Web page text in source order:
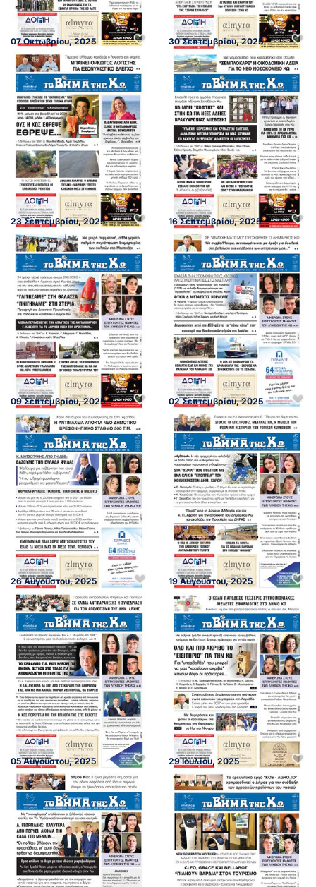
07 Οκτωβρίου, 2025 30 Σεπτεμβρίου, 2025
23 Σεπτεμβρίου, 2025 16 Σεπτεμβρίου, 2025
09 Σεπτεμβρίου, 2025 02 Σεπτεμβρίου, 2025
26 Αυγούστου, 2025 19 Αυγούστου, 2025
05 Αυγούστου, 2025 29 Ιουλίου, 2025